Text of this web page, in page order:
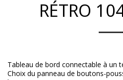
RÉTRO
Tableau de bord connectable à un
Choix du panneau de boutons-